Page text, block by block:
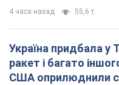
4 часа назад 55,6 т.
Україна придбала у
ракет і багато
США оприлюднили